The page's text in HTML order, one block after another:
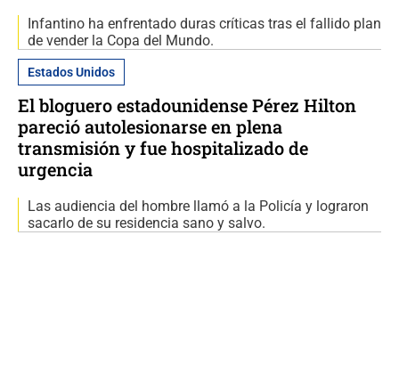
Infantino ha enfrentado duras críticas tras el fallido plan
de vender la Copa del Mundo.
Estados Unidos
El bloguero estadounidense Pérez Hilton
pareció autolesionarse en plena
transmisión y fue hospitalizado de
urgencia
Las audiencia del hombre llamó a la Policía y lograron
sacarlo de su residencia sano y salvo.